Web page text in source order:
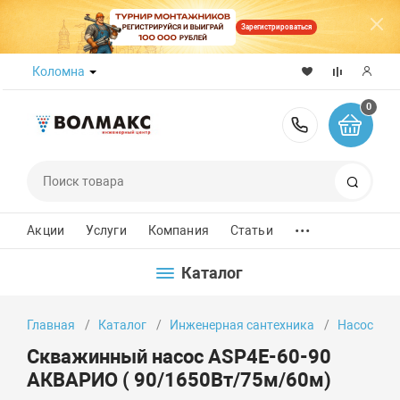
Зарегистрироваться
Коломна
8 (800)
0
Акции Услуги Компания Статьи ...
Каталог
Главная Каталог Инженерная сантехника Насосы
Скважинный насос ASP4E-60-90
АКВАРИО ( 90/1650Вт/75м/60м)